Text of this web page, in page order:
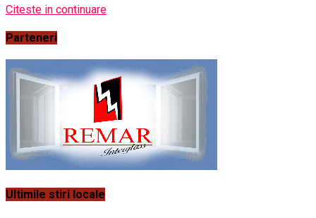
Citeste in continuare
Parteneri
Ultimile stiri locale